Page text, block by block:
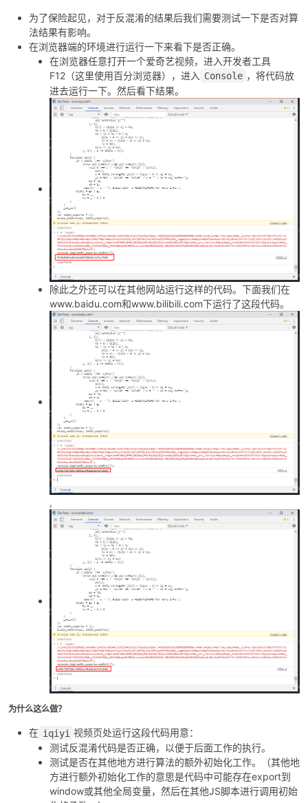
为了保险起见，对于反混淆的结果后我们需要测试一下是否对算
法结果有影响。
在浏览器端的环境进行运行一下来看下是否正确。
在浏览器任意打开一个爱奇艺视频，进入开发者工具
F12（这里使用百分浏览器），进入 Console ，将代码放
进去运行一下。然后看下结果。
除此之外还可以在其他网站运行这样的代码。下面我们在
www.baidu.com和www.bilibili.com下运行了这段代码。
,
为什么这么做？
在 iqiyi 视频页处运行这段代码用意：
测试反混淆代码是否正确，以便于后面工作的执行。
测试是否在其他地方进行算法的额外初始化工作。（其他地
方进行额外初始化工作的意思是代码中可能存在export到
window或其他全局变量，然后在其他JS脚本进行调用初始